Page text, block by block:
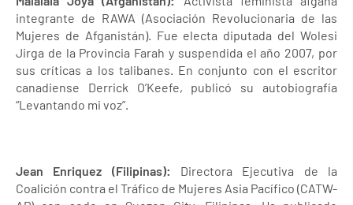
integrante de RAWA (Asociación Revolucionaria de las
Mujeres de Afganistán). Fue electa diputada del Wolesi
Jirga de la Provincia Farah y suspendida el año 2007, por
sus críticas a los talibanes. En conjunto con el escritor
canadiense Derrick O’Keefe, publicó su autobiografía
“Levantando mi voz”.
Jean Enriquez (Filipinas): Directora Ejecutiva de la
Coalición contra el Tráfico de Mujeres Asia Pacífico (CATW-